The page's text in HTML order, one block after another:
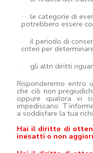
· le categorie di
potrebbero essere
· il periodo di
criteri per
·
gli altri diritti
Risponderemo entro
che ciò non
oppure qualora vi
impediscano.
a soddisfare la tua
Hai il diritto di
inesatti o non